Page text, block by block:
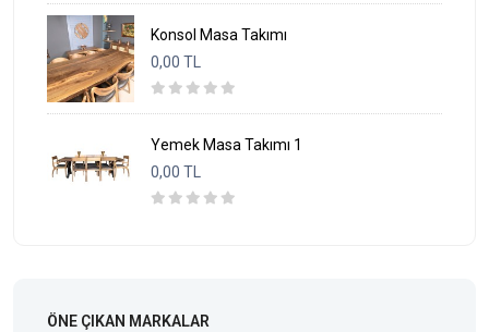
Konsol Masa Takımı
0,00 TL
Yemek Masa Takımı 1
0,00 TL
ÖNE ÇIKAN MARKALAR